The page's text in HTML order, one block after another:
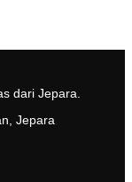
dari Jepara.
Jepara